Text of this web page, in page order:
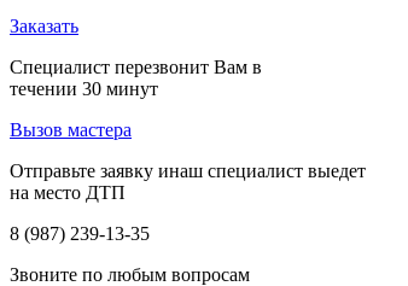
Заказать
Специалист перезвонит Вам в
течении 30 минут
Вызов мастера
Отправьте заявку инаш специалист выедет
на место ДТП
8 (987) 239-13-35
Звоните по любым вопросам